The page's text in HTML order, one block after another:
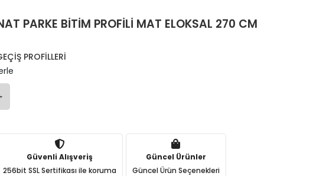
PARKE BİTİM PROFİLİ MAT ELOKSAL 270 CM
PROFİLLERİ
Güvenli Alışveriş
256bit SSL Sertifikası ile koruma
Güncel Ürünler
Güncel Ürün Seçenekleri